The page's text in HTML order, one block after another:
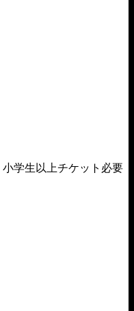
学生以上チケット必要